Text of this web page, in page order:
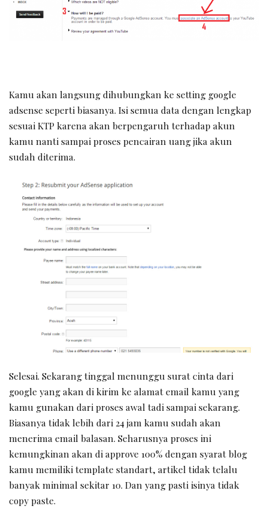
Kamu akan langsung dihubungkan ke setting google
adsense seperti biasanya. Isi semua data dengan lengkap
sesuai KTP karena akan berpengaruh terhadap akun
kamu nanti sampai proses pencairan uang jika akun
sudah diterima.
Selesai. Sekarang tinggal menunggu surat cinta dari
google yang akan di kirim ke alamat email kamu yang
kamu gunakan dari proses awal tadi sampai sekarang.
Biasanya tidak lebih dari 24 jam kamu sudah akan
menerima email balasan. Seharusnya proses ini
kemungkinan akan di approve 100% dengan syarat blog
kamu memiliki template standart, artikel tidak telalu
banyak minimal sekitar 10. Dan yang pasti isinya tidak
copy paste.